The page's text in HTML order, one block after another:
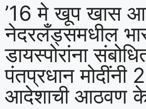
’16 मे खूप खास
नेदरलँड्समधील
डायस्पोरांना
पंतप्रधान मोदींनी
आदेशाची आठवण